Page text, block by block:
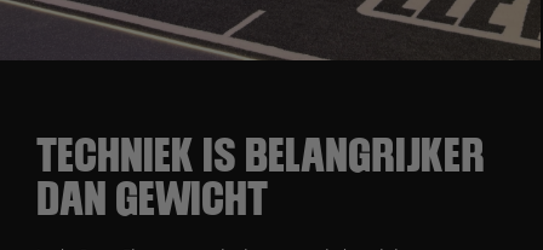
TECHNIEK IS BELANGRIJKER
DAN GEWICHT